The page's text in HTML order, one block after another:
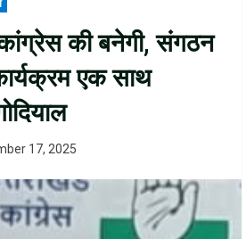
की बनेगी, संगठन
एक साथ
17, 2025